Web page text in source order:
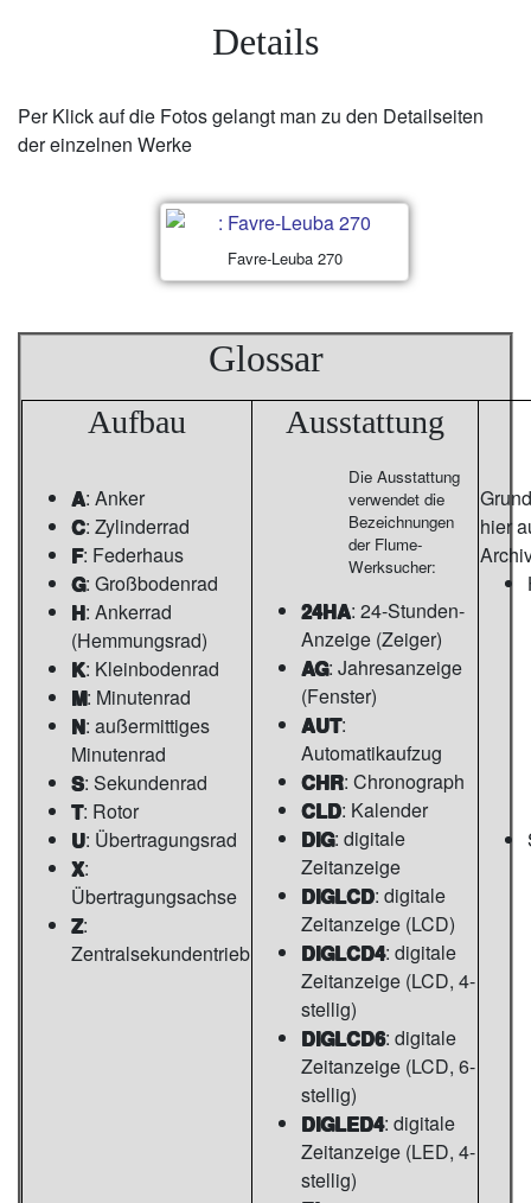
Details
Per Klick auf die Fotos gelangt man zu den Detailseiten
der einzelnen Werke
Favre-Leuba 270
Glossar
Aufbau Ausstattung
A: Anker
C: Zylinderrad
F: Federhaus
G: Großbodenrad
H: Ankerrad
(Hemmungsrad)
K: Kleinbodenrad
M: Minutenrad
N: außermittiges
Minutenrad
S: Sekundenrad
T: Rotor
U: Übertragungsrad
X:
Übertragungsachse
Z:
Zentralsekundentrieb
Die Ausstattung
verwendet die
Bezeichnungen
der Flume-
Werksucher:
24HA: 24-Stunden-
Anzeige (Zeiger)
AG: Jahresanzeige
(Fenster)
AUT:
Automatikaufzug
CHR: Chronograph
CLD: Kalender
DIG: digitale
Zeitanzeige
DIGLCD: digitale
Zeitanzeige (LCD)
DIGLCD4: digitale
Zeitanzeige (LCD, 4-
stellig)
DIGLCD6: digitale
Zeitanzeige (LCD, 6-
stellig)
DIGLED4: digitale
Zeitanzeige (LED, 4-
stellig)
hier